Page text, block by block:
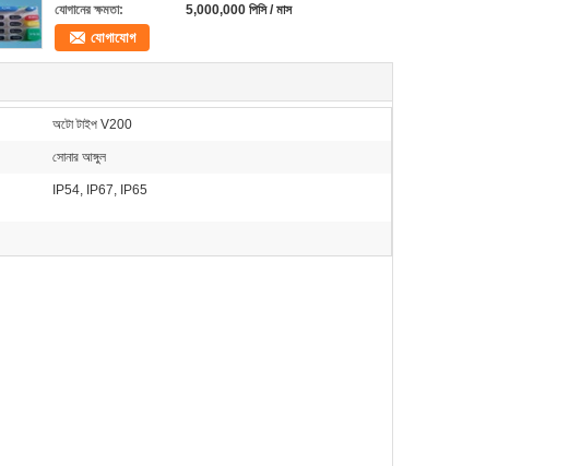
যোগানের ক্ষমতা:
5,000,000 পিসি / মাস
যোগাযোগ
অটো টাইপ V200
সোনার আঙ্গুল
IP54, IP67, IP65